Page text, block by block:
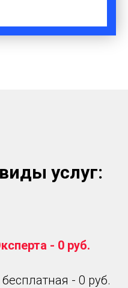
услуг:
- 0 руб.
- 0 руб.